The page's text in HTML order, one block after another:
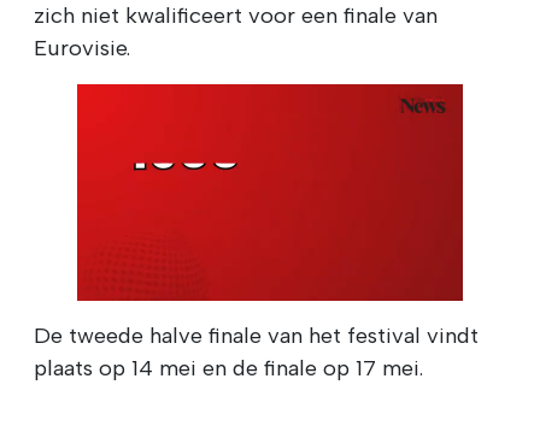
zich niet kwalificeert voor een finale van
Eurovisie.
De tweede halve finale van het festival vindt
plaats op 14 mei en de finale op 17 mei.